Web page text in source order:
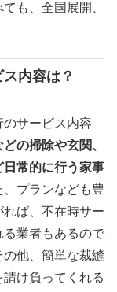
も、全国展開、
内容は？
サービス内容
の掃除や玄関、
常的に行う家事
、プランなども豊
ば、不在時サー
る業者もあるので
他、簡単な裁縫
け負ってくれる